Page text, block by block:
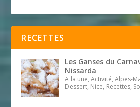
RECETTES
Les Ganses du
Nissarda
A la une, Activité, Alpes-
Dessert, Nice, Recettes,